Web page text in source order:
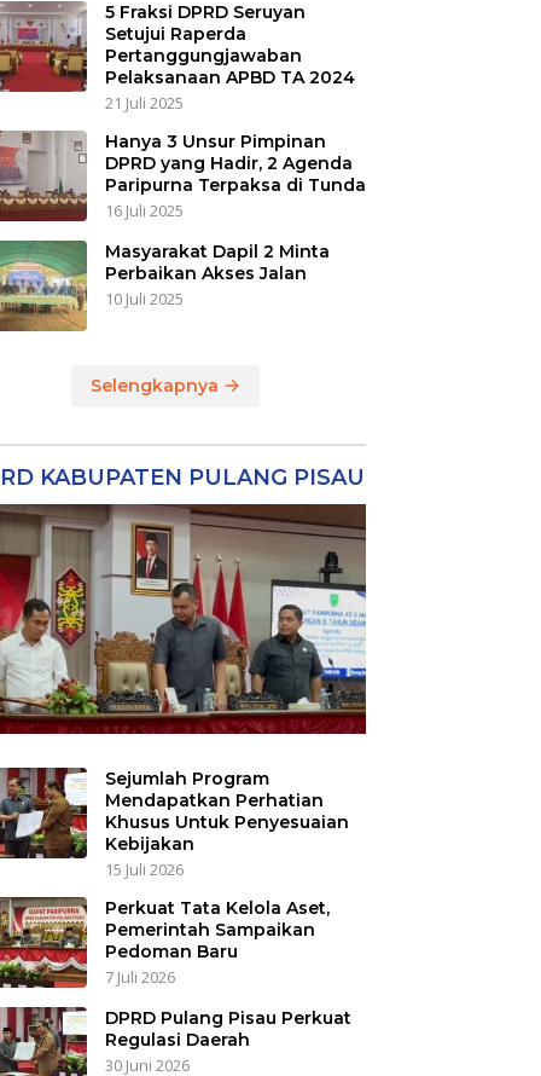
5 Fraksi DPRD Seruyan
Setujui Raperda
Pertanggungjawaban
Pelaksanaan APBD TA 2024
21 Juli 2025
Hanya 3 Unsur Pimpinan
DPRD yang Hadir, 2 Agenda
Paripurna Terpaksa di Tunda
16 Juli 2025
Masyarakat Dapil 2 Minta
Perbaikan Akses Jalan
10 Juli 2025
Selengkapnya
KABUPATEN PULANG PISAU
Sejumlah Program
Mendapatkan Perhatian
Khusus Untuk Penyesuaian
Kebijakan
15 Juli 2026
Perkuat Tata Kelola Aset,
Pemerintah Sampaikan
Pedoman Baru
7 Juli 2026
DPRD Pulang Pisau Perkuat
Regulasi Daerah
30 Juni 2026